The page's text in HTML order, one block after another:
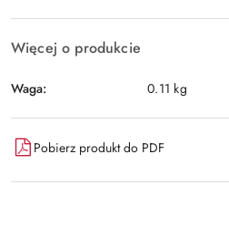
Więcej o produkcie
Waga: 0.11 kg
Pobierz produkt do PDF